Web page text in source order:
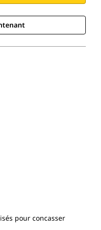
pour concasser